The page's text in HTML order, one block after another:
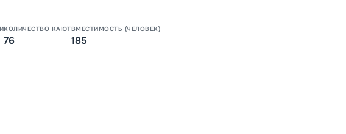
КОЛИЧЕСТВО КАЮТ
76
ВМЕСТИМОСТЬ (ЧЕЛОВЕК)
185